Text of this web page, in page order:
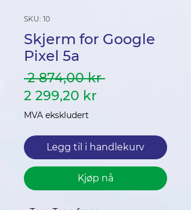
SKU: 10
Skjerm for Google
Pixel 5a
2 874,00 kr Vanlig
2 299,20 krSalgspris
MVA ekskludert
Legg til i handlekurv
Kjøp nå